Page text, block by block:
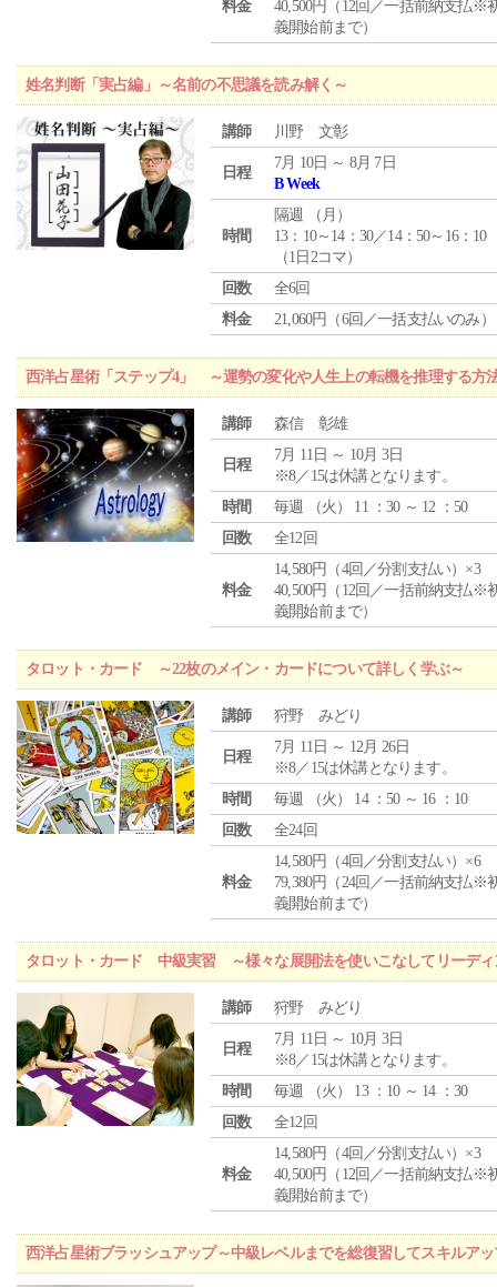
料金
40,500円（12回／一括前納支払※
義開始前まで）
姓名判断「実占編」～名前の不思議を読み解く～
講師 川野 文彰
日程
7月 10日 ～ 8月 7日
B Week
時間
隔週 （ 月 ）
13：10～14：30／14：50～16：10
（1日2コマ）
回数
全6回
料金
21,060円（6回／一括支払いのみ）
西洋占星術「ステップ4」 ～運勢の変化や人生上の転機を推理する方
講師 森信 彰雄
日程
7月 11日 ～ 10月 3日
※8／15は休講となります。
時間
毎週 （火 ） 11 ：30 ～ 12 ：50
回数
全12回
料金
14,580円（4回／分割支払い）×3
40,500円（12回／一括前納支払※
義開始前まで）
タロット・カード ～22枚のメイン・カードについて詳しく学ぶ～
講師 狩野 みどり
日程
7月 11日 ～ 12月 26日
※8／15は休講となります。
時間
毎週 （火 ） 14 ：50 ～ 16 ：10
回数
全24回
料金
14,580円（4回／分割支払い）×6
79,380円（24回／一括前納支払※
義開始前まで）
タロット・カード 中級実習 ～様々な展開法を使いこなしてリーディ
講師 狩野 みどり
日程
7月 11日 ～ 10月 3日
※8／15は休講となります。
時間
毎週 （火 ） 13 ：10 ～ 14 ：30
回数
全12回
料金
14,580円（4回／分割支払い）×3
40,500円（12回／一括前納支払※
義開始前まで）
西洋占星術ブラッシュアップ～中級レベルまでを総復習してスキルア